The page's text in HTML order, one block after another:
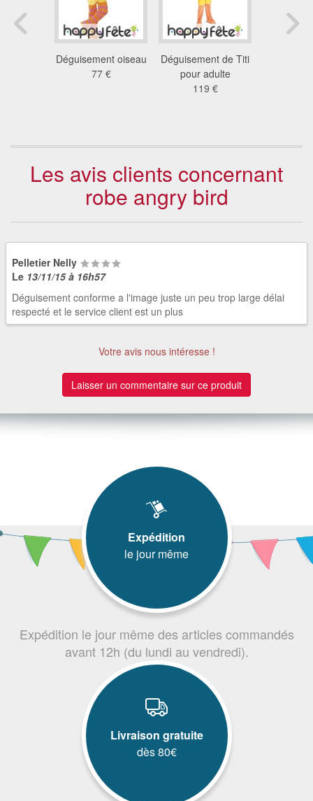
Déguisement oiseau
77 €
Déguisement de Titi
pour adulte
119 €
Les avis clients concernant
robe angry bird
Pelletier Nelly
Le 13/11/15 à 16h57
Déguisement conforme a l'image juste un peu trop large délai
respecté et le service client est un plus
Votre avis nous intéresse !
Laisser un commentaire sur ce produit
Expédition
le jour même
Expédition le jour même des articles commandés
avant 12h (du lundi au vendredi).
Livraison gratuite
dès 80€